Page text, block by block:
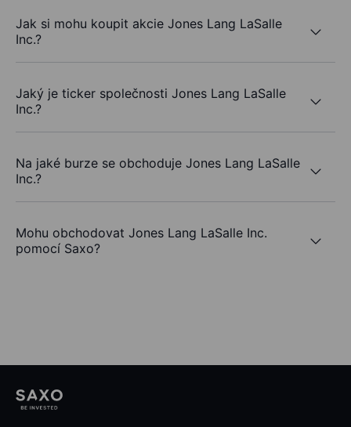
Jak si mohu koupit akcie Jones Lang LaSalle
Inc.?
Jaký je ticker společnosti Jones Lang LaSalle
Inc.?
Na jaké burze se obchoduje Jones Lang LaSalle
Inc.?
Mohu obchodovat Jones Lang LaSalle Inc.
pomocí Saxo?